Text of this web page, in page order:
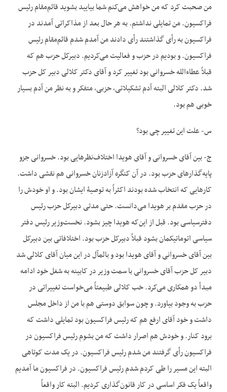
من صحبت کرد که من خواهش می‌کنم شما بیایید بشوید قائم‌مقام رئیس
فراکسیون. من تمایلی نداشتم. به هر حال بعد از مذاکراتی آمدند در
فراکسیون به رأی گذاشتند رأی دادند من آمدم شدم قائم‌مقام رئیس
فراکسیون. و بودیم در حزب و فعالیت می‌کردیم. دبیرکل حزب هم که
قبلاً عطاءالله خسروانی بود تغییر کرد و آقای دکتر کلالی دبیر کل حزب
شد. دکتر کلالی البته آدم تشکیلاتی، حزبی، متفکر و به نظر من آدم بسیار
خوبی هم بود.
س- علت این تغییر چی بود؟
ج- بین آقای خسروانی و آقای هویدا اختلاف‌نظرهایی بود. خسروانی جزو
پایه‌گذارهای حزب بود. در آن کنگره آزادزنان خسروانی هم نقشی داشت.
کارهایی که انتخاب شده بودند اکثراً به توصیۀ ایشان بود. و او خودش را
در حزب مقدم بر هویدا می‌دانست. حتی مدتی دبیرکل حزب رئیس
دفترسیاسی بود. قبل از این‌که هویدا چیز بشود. نخست‌وزیر رئیس دفتر
سیاسی اتوماتیکمان بشود قبلاً دبیرکل حزب بود. اختلافاتی بین دبیرکل
بین آقای خسروانی و آقای هویدا بود و بالمآل در این میان آقای کلالی شد
دبیر کل حزب آقای خسروانی با سمت وزیر در کابینه به شغل خود ادامه
مبدأ دو همکاری می‌کرد. خب کلالی طبیعتاً می‌خواست تغییراتی در
حزب به وجود بیاورد. و چون سوابق دوستی هم با من از داخل مجلس
داشت و خود آقای ارفع هم که رئیس فراکسیون بود تمایلی داشت که
برود کنار. و خودش هم اصرار داشت که من بشوم رئیس فراکسیون در
فراکسیون رأی گرفتند من شدم رئیس فراکسیون. در یک مدت کوتاهی
البته این مسیر را طی کردم شدم رئیس فراکسیون. در فراکسیون ما آمدیم
واقعاً یک فکر اساسی در کار قانون‌گذاری کردیم. البته کار واقعاً